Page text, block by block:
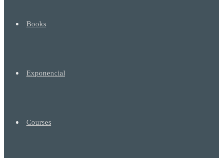
Books
Exponencial
Courses